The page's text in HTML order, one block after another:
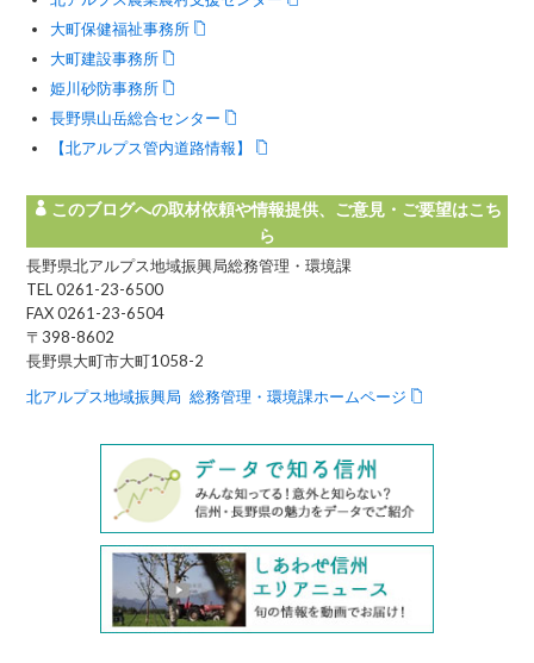
大町保健福祉事務所
大町建設事務所
姫川砂防事務所
長野県山岳総合センター
【北アルプス管内道路情報】
このブログへの取材依頼や情報提供、ご意見・ご要望はこち
ら
長野県北アルプス地域振興局総務管理・環境課
TEL 0261-23-6500
FAX 0261-23-6504
〒398-8602
長野県大町市大町1058-2
北アルプス地域振興局 総務管理・環境課ホームページ